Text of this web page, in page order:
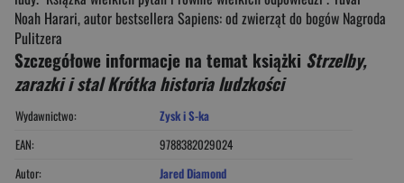
Noah Harari, autor bestsellera Sapiens: od zwierząt do bogów Nagroda
Pulitzera
Szczegółowe informacje na temat książki Strzelby,
zarazki i stal Krótka historia ludzkości
Wydawnictwo:
Zysk i S-ka
EAN:
9788382029024
Autor:
Jared Diamond